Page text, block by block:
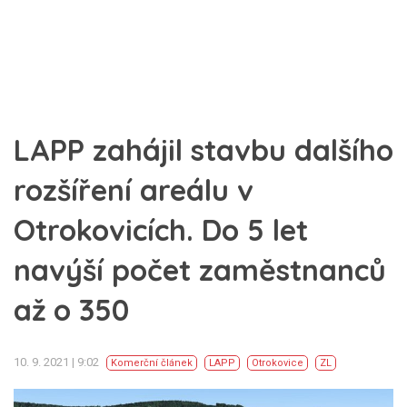
LAPP zahájil stavbu dalšího
rozšíření areálu v
Otrokovicích. Do 5 let
navýší počet zaměstnanců
až o 350
10. 9. 2021 | 9:02 Komerční článek LAPP Otrokovice ZL